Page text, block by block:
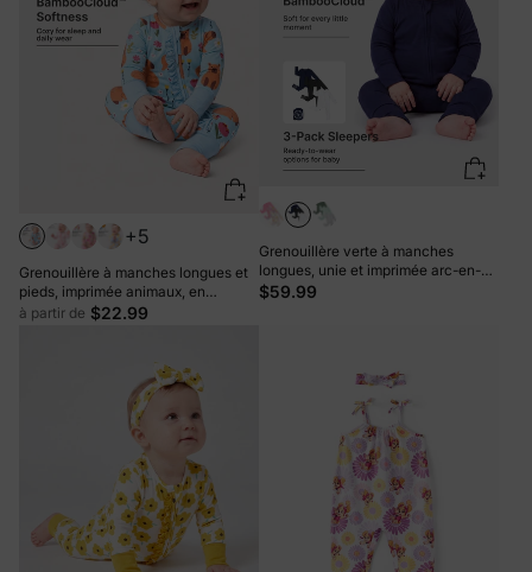
+5
Grenouillère à manches longues et
pieds, imprimée animaux, en
bambou turquoise, avec fermeture
à partir de $22.99
Grenouillère verte à manches
longues, unie et imprimée arc-en-
ciel, avec pieds intégrés, lot de 3
$59.99